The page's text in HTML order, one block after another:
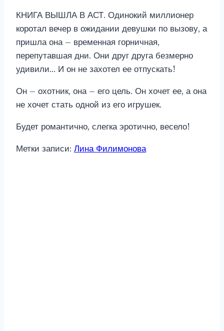
КНИГА ВЫШЛА В АСТ. Одинокий миллионер
коротал вечер в ожидании девушки по вызову, а
пришла она – временная горничная,
перепутавшая дни. Они друг друга безмерно
удивили… И он не захотел ее отпускать!
Он – охотник, она – его цель. Он хочет ее, а она
не хочет стать одной из его игрушек.
Будет романтично, слегка эротично, весело!
Метки записи: Лина Филимонова